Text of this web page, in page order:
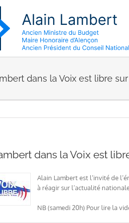
dans la Voix est libre
dans la Voix est
Alain Lambert est l’invité de
à réagir sur l’actualité
NB (samedi 20h) Pour lire la